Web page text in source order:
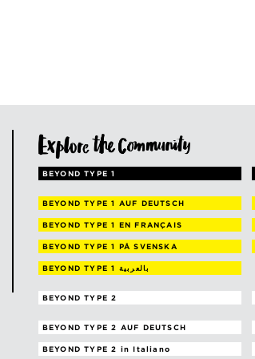
BEYOND TYPE 1
BEYOND TYPE 1 AUF DEUTSCH
BEYOND TYPE 1 EN FRANÇAIS
BEYOND TYPE 1 PÅ SVENSKA
BEYOND TYPE 1 بالعربية
BEYOND TYPE 2
BEYOND TYPE 2 AUF DEUTSCH
BEYOND TYPE 2 in Italiano